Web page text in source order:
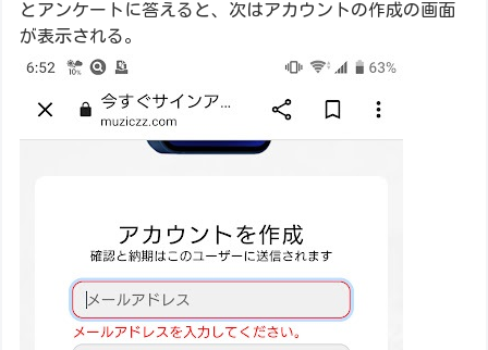
とアンケートに答えると、次はアカウントの作成の画面
が表示される。